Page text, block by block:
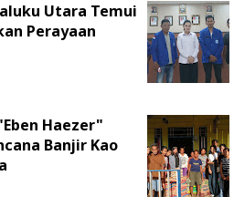
Utara Temui
Perayaan
Haezer"
Banjir Kao